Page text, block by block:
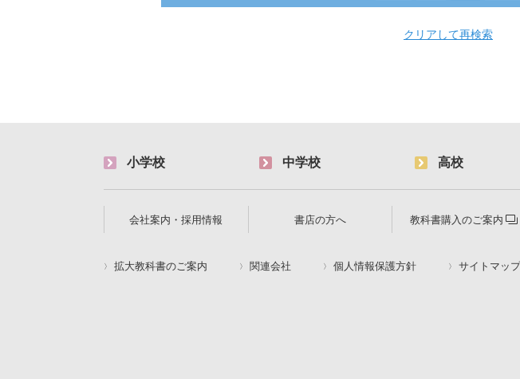
クリアして再検索
小学校 中学校 高校
会社案内・採用情報 書店の方へ 教科書購入のご案内
拡大教科書のご案内 関連会社 個人情報保護方針 サイトマップ